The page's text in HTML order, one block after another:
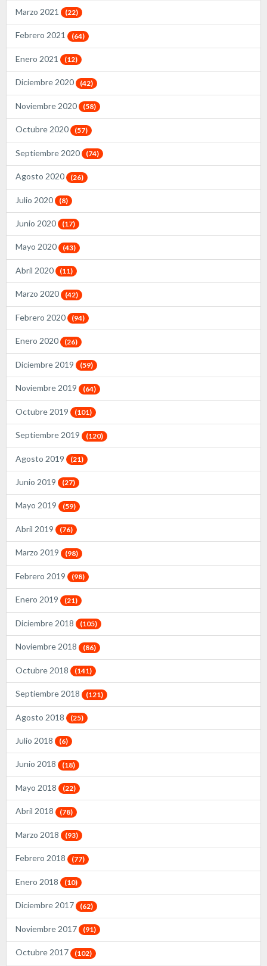
Marzo 2021 (22)
Febrero 2021 (64)
Enero 2021 (12)
Diciembre 2020 (42)
Noviembre 2020 (58)
Octubre 2020 (57)
Septiembre 2020 (74)
Agosto 2020 (26)
Julio 2020 (8)
Junio 2020 (17)
Mayo 2020 (43)
Abril 2020 (11)
Marzo 2020 (42)
Febrero 2020 (94)
Enero 2020 (26)
Diciembre 2019 (59)
Noviembre 2019 (64)
Octubre 2019 (101)
Septiembre 2019 (120)
Agosto 2019 (21)
Junio 2019 (27)
Mayo 2019 (59)
Abril 2019 (76)
Marzo 2019 (98)
Febrero 2019 (98)
Enero 2019 (21)
Diciembre 2018 (105)
Noviembre 2018 (86)
Octubre 2018 (141)
Septiembre 2018 (121)
Agosto 2018 (25)
Julio 2018 (6)
Junio 2018 (18)
Mayo 2018 (22)
Abril 2018 (78)
Marzo 2018 (93)
Febrero 2018 (77)
Enero 2018 (10)
Diciembre 2017 (62)
Noviembre 2017 (91)
Octubre 2017 (102)